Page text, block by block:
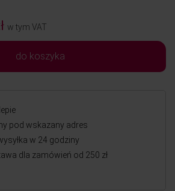
w tym VAT
do koszyka
pod wskazany adres
w 24 godziny
dla zamówień od 250 zł